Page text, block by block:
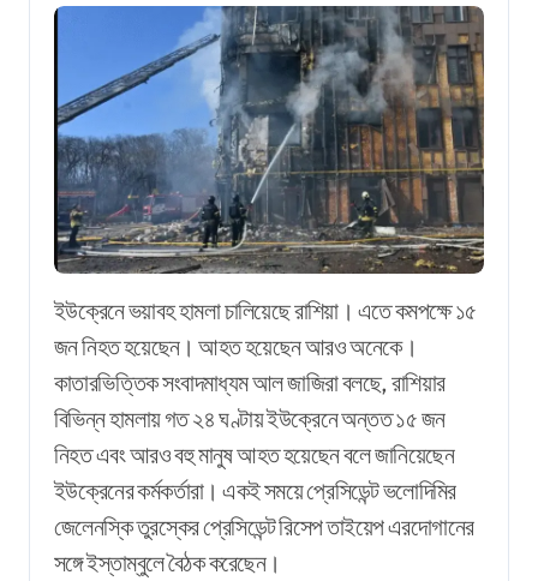
ইউক্রেনে ভয়াবহ হামলা চালিয়েছে রাশিয়া। এতে কমপক্ষে ১৫
জন নিহত হয়েছেন। আহত হয়েছেন আরও অনেকে।
কাতারভিত্তিক সংবাদমাধ্যম আল জাজিরা বলছে, রাশিয়ার
বিভিন্ন হামলায় গত ২৪ ঘণ্টায় ইউক্রেনে অন্তত ১৫ জন
নিহত এবং আরও বহু মানুষ আহত হয়েছেন বলে জানিয়েছেন
ইউক্রেনের কর্মকর্তারা। একই সময়ে প্রেসিডেন্ট ভলোদিমির
জেলেনস্কি তুরস্কের প্রেসিডেন্ট রিসেপ তাইয়েপ এরদোগানের
সঙ্গে ইস্তাম্বুলে বৈঠক করেছেন।